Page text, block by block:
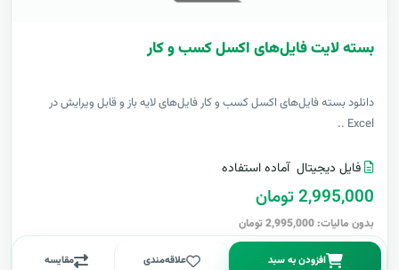
بسته لایت فایل‌های اکسل کسب و کار
دانلود بسته فایل‌های اکسل کسب و کار فایل‌های لایه باز و قابل ویرایش در
Excel ..
فایل دیجیتال آماده استفاده
2,995,000 تومان
بدون مالیات: 2,995,000 تومان
افزودن به سبد علاقه‌مندی مقایسه